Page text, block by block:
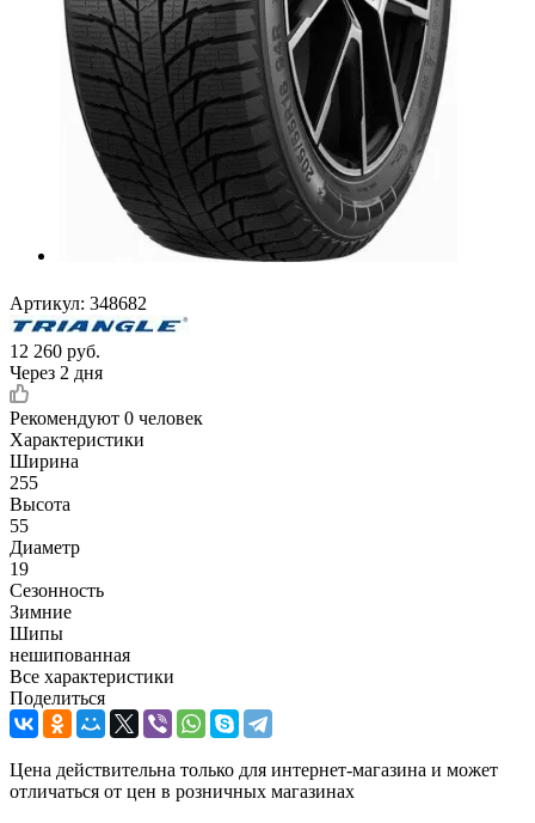
Артикул: 348682
12 260 руб.
Через 2 дня
Рекомендуют 0 человек
Характеристики
Ширина
255
Высота
55
Диаметр
19
Сезонность
Зимние
Шипы
нешипованная
Все характеристики
Поделиться
Цена действительна только для интернет-магазина и может
отличаться от цен в розничных магазинах